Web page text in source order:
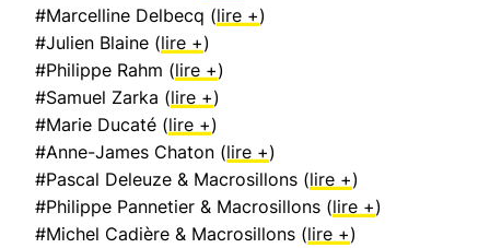
#Marcelline Delbecq (lire +)
#Julien Blaine (lire +)
#Philippe Rahm (lire +)
#Samuel Zarka (lire +)
#Marie Ducaté (lire +)
#Anne-James Chaton (lire +)
#Pascal Deleuze & Macrosillons (lire +)
#Philippe Pannetier & Macrosillons (lire +)
#Michel Cadière & Macrosillons (lire +)